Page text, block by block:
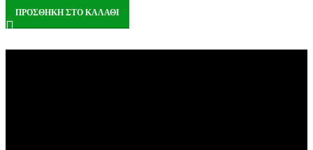
ΠΡΟΣΘΉΚΗ ΣΤΟ ΚΑΛΆΘΙ